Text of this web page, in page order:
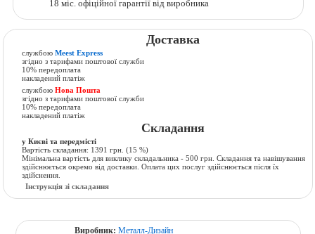
18 міс. офіційної гарантії від виробника
Доставка
службоюMeest Express
згідно з тарифами поштової служби
10% передоплата
накладений платіж
службоюНова Пошта
згідно з тарифами поштової служби
10% передоплата
накладений платіж
Складання
у Києві та передмісті
Вартість складання: 1391 грн. (15 %)
Мінімальна вартість для виклику складальника - 500 грн. Складання та навішування
здійснюється окремо від доставки. Оплата цих послуг здійснюється після їх
здійснення.
Інструкція зі складання
Виробник:Металл-Дизайн